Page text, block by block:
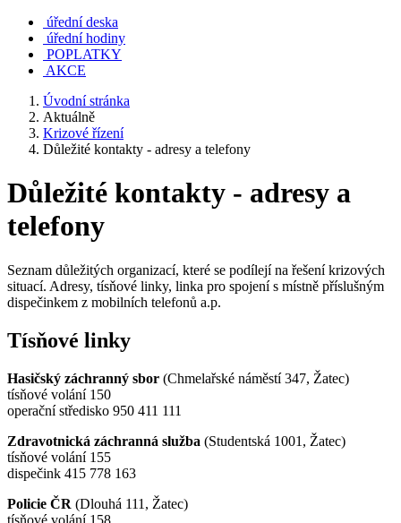
úřední deska
úřední hodiny
POPLATKY
AKCE
Úvodní stránka
Aktuálně
Krizové řízení
Důležité kontakty - adresy a telefony
Důležité kontakty - adresy a
telefony
Seznam důležitých organizací, které se podílejí na řešení krizových
situací. Adresy, tísňové linky, linka pro spojení s místně příslušným
dispečinkem z mobilních telefonů a.p.
Tísňové linky
Hasičský záchranný sbor (Chmelařské náměstí 347, Žatec)
tísňové volání 150
operační středisko 950 411 111
Zdravotnická záchranná služba (Studentská 1001, Žatec)
tísňové volání 155
dispečink 415 778 163
Policie ČR (Dlouhá 111, Žatec)
tísňové volání 158